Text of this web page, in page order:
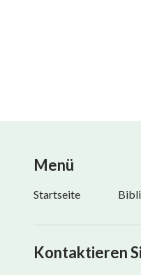
Warum nur liebt
Menü
Startseite
Kontaktieren